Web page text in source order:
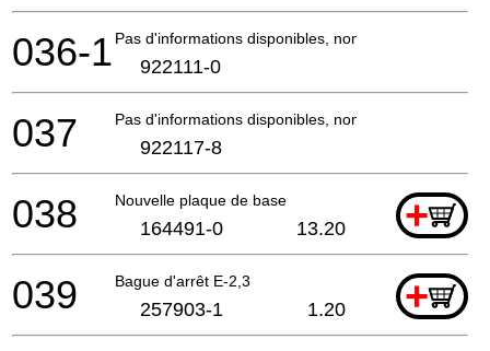
Pas d'informations disponibles, non commandable
036-1 922111-0
Pas d'informations disponibles, non commandable
037 922117-8
Nouvelle plaque de base +
038 164491-0 13.20
Bague d'arrêt E-2,3 +
039 257903-1 1.20